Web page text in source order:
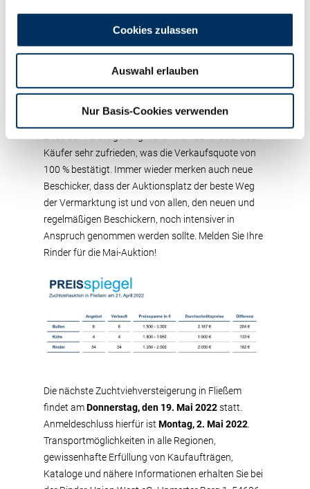
Cookies zulassen
Auswahl erlauben
Nur Basis-Cookies verwenden
Stefan Struben, Dahlem.
Der Start der Versteigerung lief ein wenig holprig,
Käufer sehr zufrieden, was die Verkaufsquote von
100 % bestätigt. Immer wieder merken auch neue
Beschicker, dass der Auktionsplatz der beste Weg
der Vermarktung ist und von allen, den neuen und
regelmäßigen Beschickern, noch intensiver in
Anspruch genommen werden sollte. Melden Sie Ihre
Rinder für die Mai-Auktion!
Die nächste Zuchtviehversteigerung in Fließem
findet amDonnerstag, den 19. Mai 2022statt.
Anmeldeschluss hierfür ist Montag, 2. Mai 2022
Transportmöglichkeiten in alle Regionen,
gewissenhafte Erfüllung von Kaufaufträgen,
Kataloge und nähere Informationen erhalten Sie bei